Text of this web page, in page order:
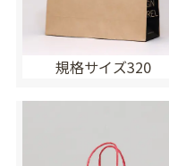
規格サイズ320